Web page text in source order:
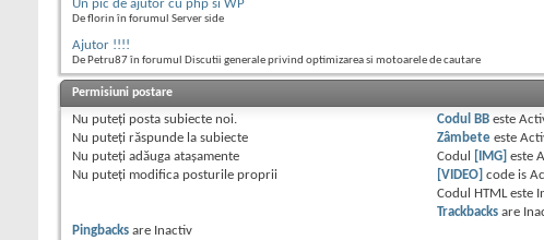
Un pic de ajutor cu php si WP
De florin în forumul Server side
Ajutor !!!!
De Petru87 în forumul Discutii generale privind optimizarea si motoarele de cautare
Permisiuni postare
Nu puteţi posta subiecte noi.
Nu puteţi răspunde la subiecte
Nu puteţi adăuga ataşamente
Nu puteţi modifica posturile proprii
Codul BB este
Zâmbete este
Codul
[IMG] este
[VIDEO] code is
Codul HTML este
Trackbacks are
Pingbacks are Inactiv